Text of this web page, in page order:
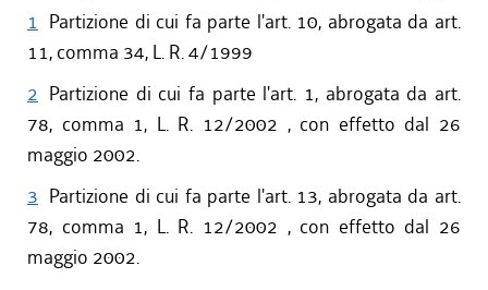
1 Partizione di cui fa parte l'art. 10, abrogata da art.
11, comma 34, L. R. 4/1999
2 Partizione di cui fa parte l'art. 1, abrogata da art.
78, comma 1, L. R. 12/2002 , con effetto dal 26
maggio 2002.
3 Partizione di cui fa parte l'art. 13, abrogata da art.
78, comma 1, L. R. 12/2002 , con effetto dal 26
maggio 2002.